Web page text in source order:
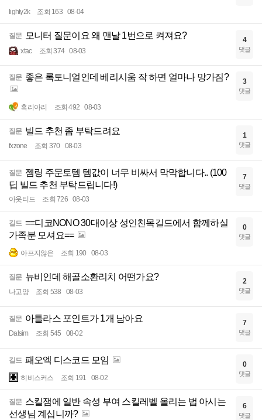
lighty2k 조회 163 08-04
질문 모니터 질문이요 왜 맨날 1번으로 켜져요?
xtac 조회 374 08-03
4
댓글
질문 좋은 록토니얼인데 베리시움 작 하면 얼마나 망가짐?
흑리아리 조회 492 08-03
3
댓글
질문 빌드 추천 좀 부탁드려요
fxzone 조회 370 08-03
1
댓글
질문 젬링 주문토템 템값이 너무 비싸서 막막합니다.. (100
딥 빌드 추천 부탁드립니다!)
아웃티드 조회 726 08-03
7
댓글
길드 ==디코NONO 30대이상 성인친목길드에서 함께하실
가족분 모셔요==
아프지않은 조회 190 08-03
0
댓글
질문 뉴비인데 해골소환리치 어떤가요?
나고양 조회 538 08-03
2
댓글
질문 아틀라스 포인트가 1개 남아요
Dalsim 조회 545 08-02
7
댓글
길드 패오엑 디스코드 모임
히비스커스 조회 191 08-02
0
댓글
질문 스킬잼에 일반 속성 부여 스킬레벨 올리는 법 아시는
선생님 계십니까?
6
댓글